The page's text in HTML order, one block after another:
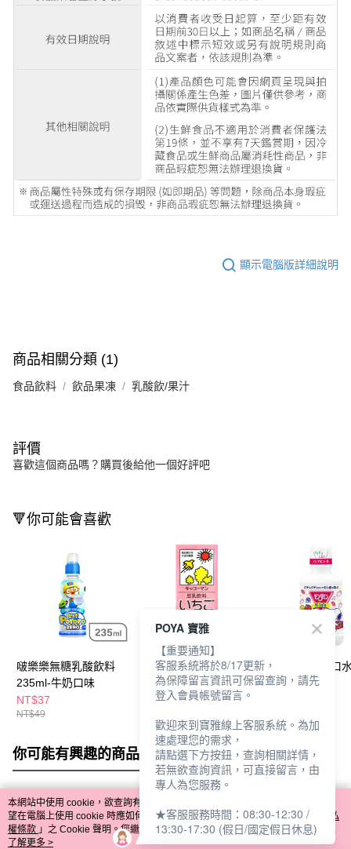
顯示電腦版詳細說明
商品相關分類 (1)
食品飲料 飲品果凍 乳酸飲/果汁
評價
喜歡這個商品嗎？購買後給他一個好評吧
🔻你可能會喜歡
啵樂樂無糖乳酸飲料
235ml-牛奶口味
NT$37
NT$49
龜甲萬豆乳200ml-草莓
風味
NT$39
夢納明兒童漱口
250ml-草莓
你可能有興趣的商品 全站排行
熱門標籤
本網站中使用 cookie，欲查詢有關本網站使用 cookie 方式之詳情，及若您不希
望在電腦上使用 cookie 時應如何變更電腦的 cookie 設定，請參閱本網站「
隱私
權條款 」之 Cookie 聲明。您繼續使用本網站即表示您同意本公司得按本網站使
用條款之 Cookie 聲明使用 cookie。
了解更多 >
POYA 寶雅
【重要通知】
客服系統將於8/17更新，
為保障留言資訊可保留查詢，請先
登入會員帳號留言。
歡迎來到寶雅線上客服系統。為加
速處理您的需求，
請點選下方按鈕，查詢相關詳情，
若無欲查詢資訊，可直接留言，由
專人為您服務。
★客服服務時間：08:30-12:30 /
13:30-17:30 (假日/國定假日休息)